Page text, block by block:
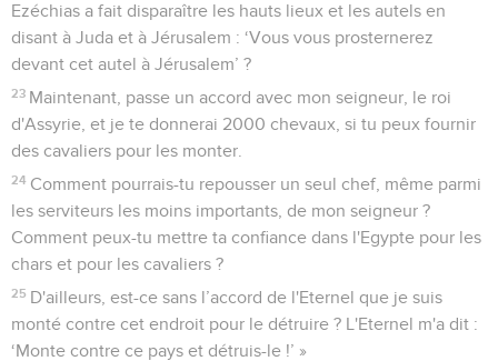
Ezéchias a fait disparaître les hauts lieux et les autels en
disant à Juda et à Jérusalem : ‘Vous vous prosternerez
devant cet autel à Jérusalem’ ?
23 Maintenant, passe un accord avec mon seigneur, le roi
d'Assyrie, et je te donnerai 2000 chevaux, si tu peux fournir
des cavaliers pour les monter.
24 Comment pourrais-tu repousser un seul chef, même parmi
les serviteurs les moins importants, de mon seigneur ?
Comment peux-tu mettre ta confiance dans l'Egypte pour les
chars et pour les cavaliers ?
25 D'ailleurs, est-ce sans l’accord de l'Eternel que je suis
monté contre cet endroit pour le détruire ? L'Eternel m'a dit :
‘Monte contre ce pays et détruis-le !’ »